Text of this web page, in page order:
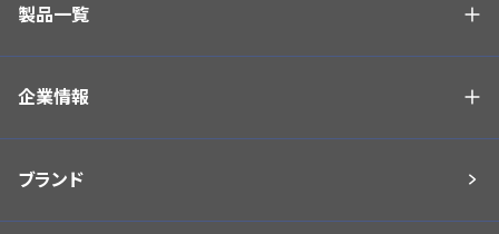
製品一覧
企業情報
ブランド